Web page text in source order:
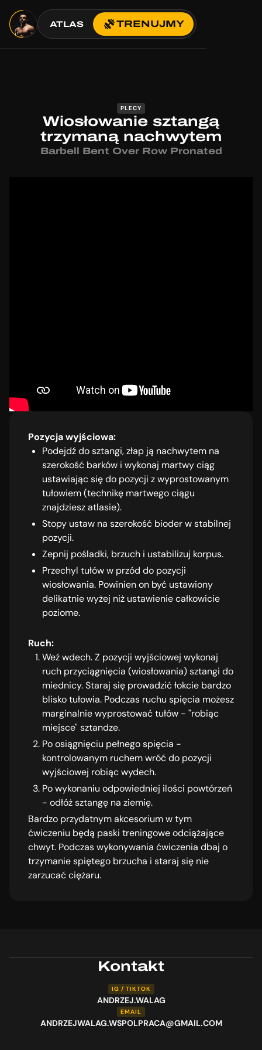
ATLAS TRENUJMY
PLECY
Wiosłowanie sztangą
trzymaną nachwytem
Barbell Bent Over Row Pronated
Pozycja wyjściowa:
Podejdź do sztangi, złap ją nachwytem na
szerokość barków i wykonaj martwy ciąg
ustawiając się do pozycji z wyprostowanym
tułowiem (technikę martwego ciągu
znajdziesz atlasie).
Stopy ustaw na szerokość bioder w stabilnej
pozycji.
Zepnij pośladki, brzuch i ustabilizuj korpus.
Przechyl tułów w przód do pozycji
wiosłowania. Powinien on być ustawiony
delikatnie wyżej niż ustawienie całkowicie
poziome.
Ruch:
Weź wdech. Z pozycji wyjściowej wykonaj
ruch przyciągnięcia (wiosłowania) sztangi do
miednicy. Staraj się prowadzić łokcie bardzo
blisko tułowia. Podczas ruchu spięcia możesz
marginalnie wyprostować tułów - "robiąc
miejsce" sztandze.
Po osiągnięciu pełnego spięcia -
kontrolowanym ruchem wróć do pozycji
wyjściowej robiąc wydech.
Po wykonaniu odpowiedniej ilości powtórzeń
- odłóż sztangę na ziemię.
Bardzo przydatnym akcesorium w tym
ćwiczeniu będą paski treningowe odciążające
chwyt. Podczas wykonywania ćwiczenia dbaj o
trzymanie spiętego brzucha i staraj się nie
zarzucać ciężaru.
Kontakt
IG / TIKTOK
ANDRZEJ.WALAG
EMAIL
ANDRZEJWALAG.WSPOLPRACA@GMAIL.COM